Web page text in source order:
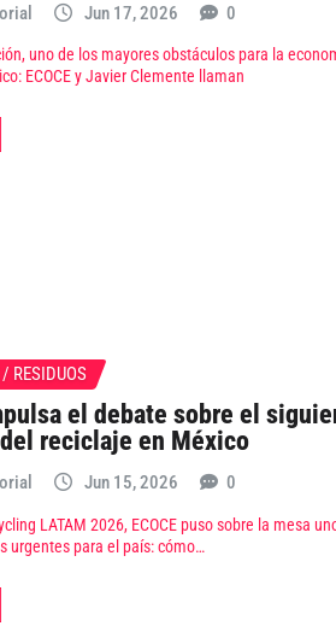
Jun 17, 2026 0
uno de los mayores obstáculos para la
ECOCE y Javier Clemente llaman
RESIDUOS
el debate sobre el
reciclaje en México
Jun 15, 2026 0
LATAM 2026, ECOCE puso sobre la mesa
urgentes para el país: cómo…